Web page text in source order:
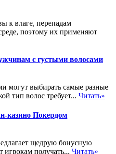
к влаге, перепадам
поэтому их применяют
с густыми волосами
могут выбирать самые разные
тип волос требует... Читать»
казино Покердом
щедрую бонусную
игрокам получать... Читать»